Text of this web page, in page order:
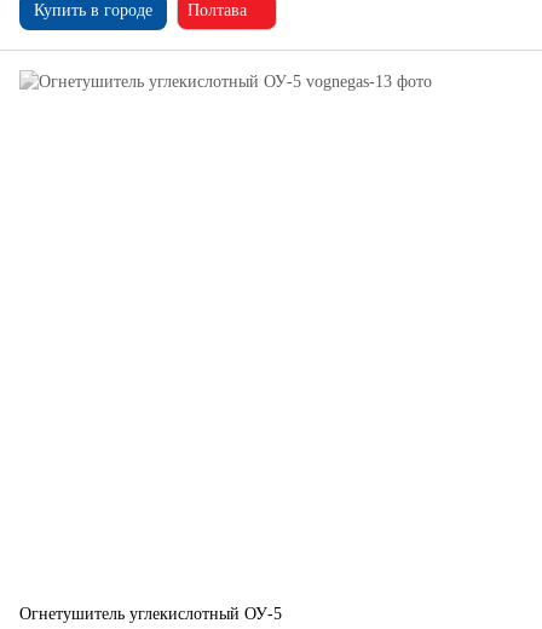
Купить в городе Полтава
Огнетушитель углекислотный ОУ-5